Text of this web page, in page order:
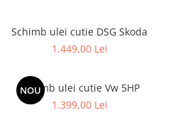
Schimb ulei cutie DSG Skoda
1.449,00 Lei
NOU
Schimb ulei cutie Vw 5HP
1.399,00 Lei